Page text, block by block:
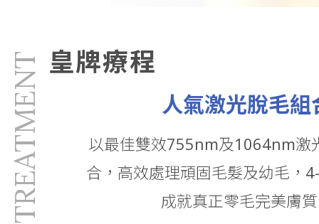
脫毛 - MEDILASE
MEDILASE突破脫毛新標準，755永久脫毛及1064激光嫩膚，
逾30萬真實用戶永久脫毛推薦，盡顯肌膚真實淨白無瑕質感，
全、永久脫毛效果。香港激光脫毛專家 MEDILASE。
脫毛
脫面毛
脫唇毛
小腿脫毛
腋下脫毛
bikini 脫毛
皇牌療程
人氣激光脫毛組
以最佳雙效755nm及1064nm激
合，高效處理頑固毛髮及幼毛，
成就真正零毛完美膚